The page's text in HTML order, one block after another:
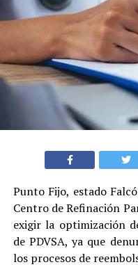
Punto Fijo, estado
Centro de Refinación
exigir la optimización
de PDVSA, ya que
los procesos de